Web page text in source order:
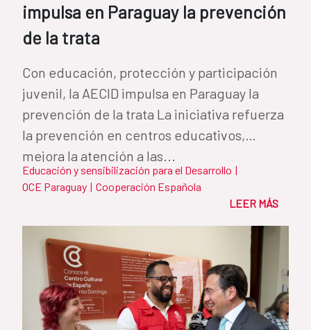
impulsa en Paraguay la prevención
de la trata
Con educación, protección y participación
juvenil, la AECID impulsa en Paraguay la
prevención de la trata La iniciativa refuerza
la prevención en centros educativos,
mejora la atención a las...
Educación y sensibilización para el Desarrollo |
OCE Paraguay | Cooperación Española
LEER MÁS